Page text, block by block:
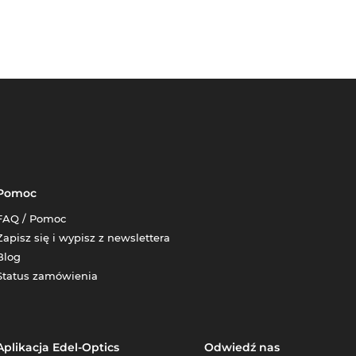
/ Pomoc
się i wypisz z newslettera
zamówienia
Edel-Optics Odwiedź nas